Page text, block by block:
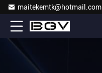
maitekemtk@hotmail.com